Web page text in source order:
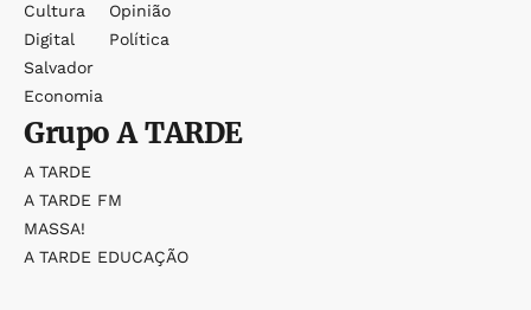
Cultura
Digital
Salvador
Economia
Opinião
Política
GrupoA TARDE
A TARDE
A TARDE FM
MASSA!
A TARDE EDUCAÇÃO